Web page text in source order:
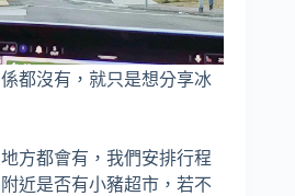
都沒有，就只是想分享冰
方都會有，我們安排行程
近是否有小豬超市，若不